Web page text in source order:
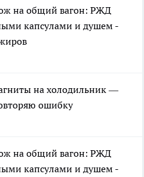
на общий вагон: РЖД
капсулами и душем -
на холодильник —
ошибку
на общий вагон: РЖД
капсулами и душем -